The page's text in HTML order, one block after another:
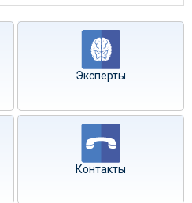
Эксперты
Контакты